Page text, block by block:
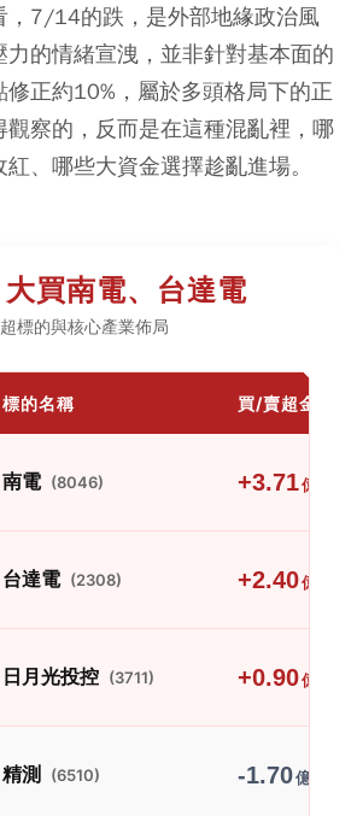
，7/14的跌，是外部地緣政治風
力的情緒宣洩，並非針對基本面的
正約10%，屬於多頭格局下的正
察的，反而是在這種混亂裡，哪
、哪些大資金選擇趁亂進場。
買南電、台達電
標的與核心產業佈局
標的名稱 買/賣超金額
南電 (8046) +3.71億
台達電 (2308) +2.40億
日月光投控 (3711) +0.90億
精測 (6510) -1.70億